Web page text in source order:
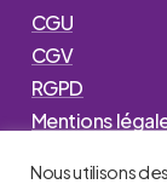
CGU
CGV
RGPD
Mentions
Nous utilisons